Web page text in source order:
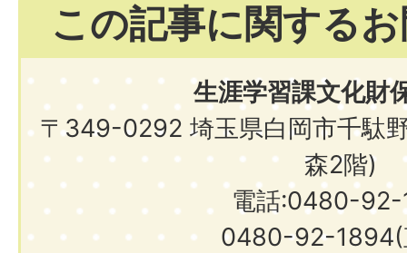
この記事に関する
生涯学習課文化財
〒349-0292 埼玉県白岡市千駄
森2階)
電話:0480-92-
0480-92-1894(